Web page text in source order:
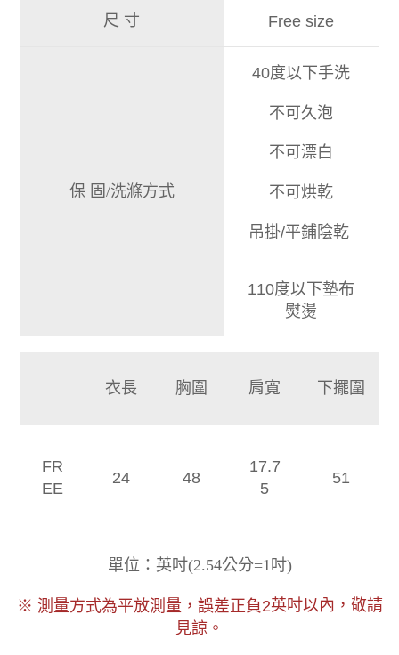
尺 寸 Free size
保 固/洗滌方式
40度以下手洗
不可久泡
不可漂白
不可烘乾
吊掛/平鋪陰乾
110度以下墊布
熨燙
衣長 胸圍 肩寬 下擺圍
FR
EE
24 48
17.7
5
51
單位：英吋(2.54公分=1吋)
※ 測量方式為平放測量，誤差正負2英吋以內，敬請
見諒。